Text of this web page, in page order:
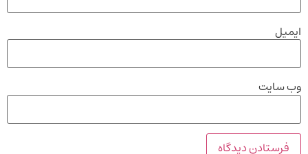
ایمیل
وب‌ سایت